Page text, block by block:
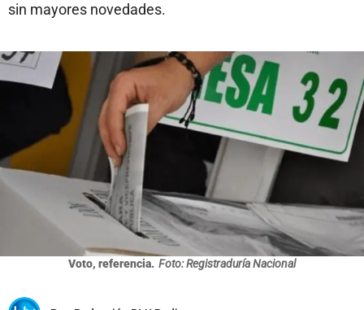
sin mayores novedades.
Voto, referencia. Foto: Registraduría Nacional